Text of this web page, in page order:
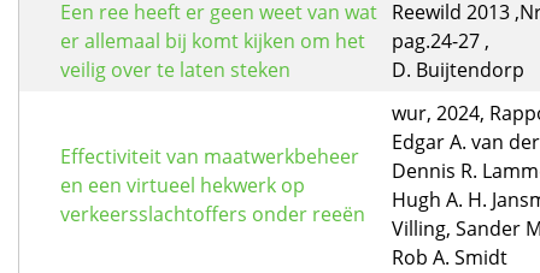
Een ree heeft er geen weet van wat
er allemaal bij komt kijken om het
veilig over te laten steken
Reewild 2013
pag.24-27 ,
D. Buijtendorp
Effectiviteit van maatwerkbeheer
en een virtueel hekwerk op
verkeersslachtoffers onder reeën
wur, 2024,
Edgar A. van
Dennis R.
Hugh A. H.
Villing, Sander
Rob A. Smidt